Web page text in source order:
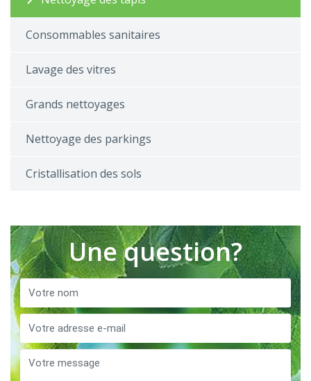
Consommables sanitaires
Lavage des vitres
Grands nettoyages
Nettoyage des parkings
Cristallisation des sols
Une question?